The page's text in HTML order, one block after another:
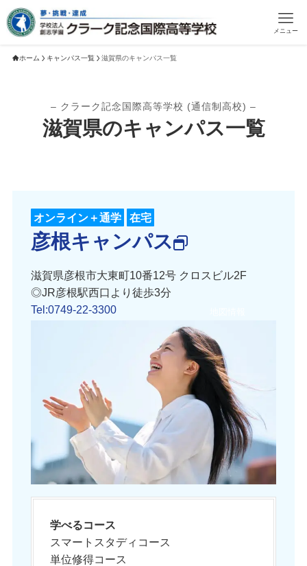
メニュー
ホーム キャンパス一覧 滋賀県のキャンパス一覧
滋賀県のキャンパス一覧
– クラーク記念国際高等学校 (通信制高校) –
オンライン＋通学 在宅
彦根キャンパス
滋賀県彦根市大東町10番12号 クロスビル2F
◎JR彦根駅西口より徒歩3分
Tel:0749-22-3300
学べるコース
スマートスタディコース
単位修得コース